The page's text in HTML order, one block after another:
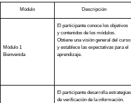
Módulo Descripción
Módulo 1
Bienvenida
El participante conoce los objetivos
y contenidos de los módulos.
Obtiene una visión general del curso
y establece las expectativas para el
aprendizaje.
El participante desarrolla estrategias
de verificación de la información.